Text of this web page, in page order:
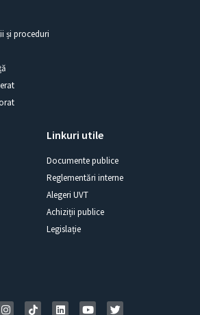
și proceduri
Linkuri utile
Documente publice
Reglementări interne
Alegeri UVT
Achiziții publice
Legislație